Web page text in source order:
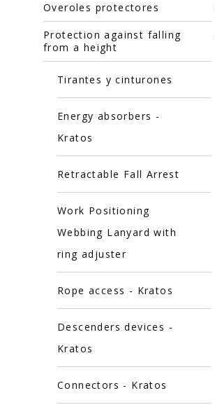
Overoles protectores
Protection against falling
from a height
Tirantes y cinturones
Energy absorbers -
Kratos
Retractable Fall Arrest
Work Positioning
Webbing Lanyard with
ring adjuster
Rope access - Kratos
Descenders devices -
Kratos
Connectors - Kratos